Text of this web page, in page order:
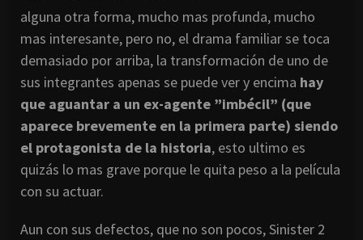
alguna otra forma, mucho mas profunda, mucho
mas interesante, pero no, el drama familiar se toca
demasiado por arriba, la transformación de uno de
sus integrantes apenas se puede ver y encima hay
que aguantar a un ex-agente ”imbécil” (que
aparece brevemente en la primera parte) siendo
el protagonista de la historia, esto ultimo es
quizás lo mas grave porque le quita peso a la película
con su actuar.
Aun con sus defectos, que no son pocos, Sinister 2